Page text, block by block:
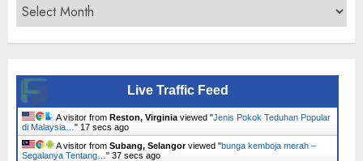
Archives
Live Traffic Feed
A visitor from Reston, Virginia viewed "Jenis Pokok Teduhan Popular
di Malaysia… " 18 secs ago
A visitor from Subang, Selangorviewed "bunga kemboja merah –
Segalanya Tentang… " 38 secs ago